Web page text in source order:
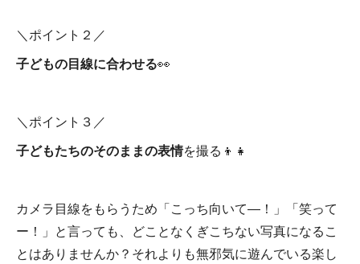
＼ポイント２／
子どもの目線に合わせる👀
＼ポイント３／
子どもたちのそのままの表情を撮る👦👧
カメラ目線をもらうため「こっち向いて―！」「笑って
ー！」と言っても、どことなくぎこちない写真になるこ
とはありませんか？それよりも無邪気に遊んでいる楽し